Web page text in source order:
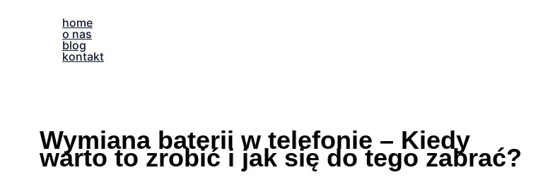
home
o nas
blog
kontakt
Wymiana baterii w telefonie – Kiedy
warto to zrobić i jak się do tego zabrać?